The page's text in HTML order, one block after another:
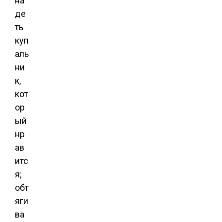
де
ть
куп
аль
ни
к,
кот
ор
ый
нр
ав
итс
я;
обт
яги
ва